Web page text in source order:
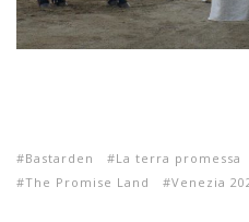
Bastarden La terra promessa
The Promise Land
Venezia